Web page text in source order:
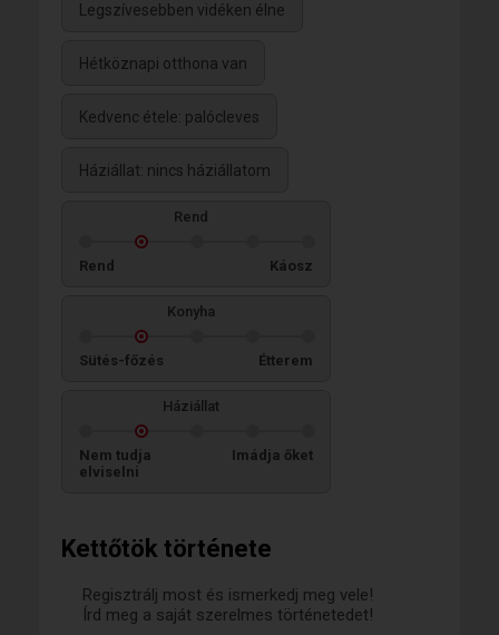
Kettőtök története
Regisztrálj most és ismerkedj meg vele!
Írd meg a saját szerelmes történetedet!
Legszívesebben vidéken élne
Hétköznapi otthona van
Kedvenc étele: palócleves
Háziállat: nincs háziállatom
Rend
Rend Káosz
Konyha
Sütés-főzés Étterem
Háziállat
Nem tudja
elviselni
Imádja őket